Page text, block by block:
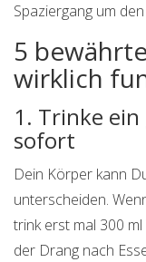
Spaziergang um
5
wirklich
1. Trinke ein
sofort
Dein Körper kann
unterscheiden.
trink erst mal 300
der Drang nach